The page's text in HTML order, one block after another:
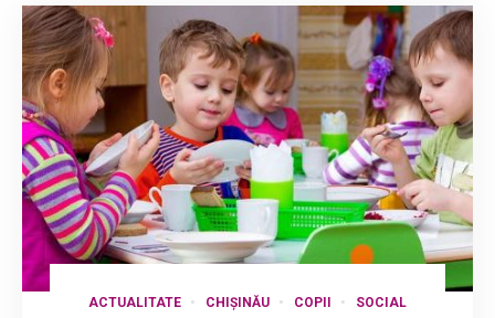
ACTUALITATE CHIȘINĂU COPII SOCIAL